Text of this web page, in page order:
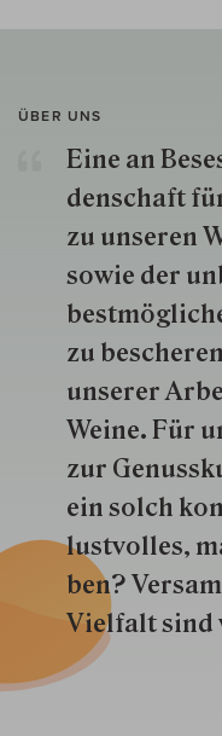
ÜBER UNS
Eine an
den­schaft
zu unseren
so­wie der
zu
unserer
Weine. Für
zur
ein solch
lustvolles,
ben?
Vielfalt sind